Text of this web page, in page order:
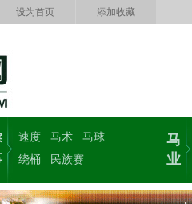
设为首页 添加收藏
速度 马术
马球
绕桶
民族赛
马
业